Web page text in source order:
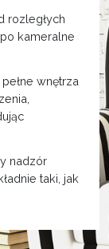
rozległych
kameralne
wnętrza
nadzór
taki, jak